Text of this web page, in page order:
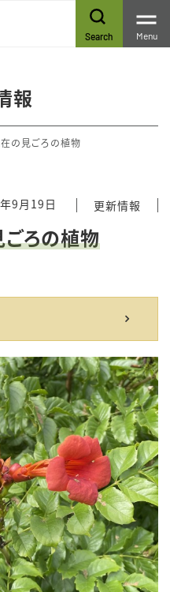
Search Menu
報
の見ごろの植物
9月19日 更新情報
ろの植物